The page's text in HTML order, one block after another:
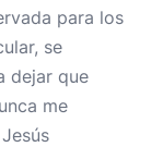
para los
se
dejar que
me